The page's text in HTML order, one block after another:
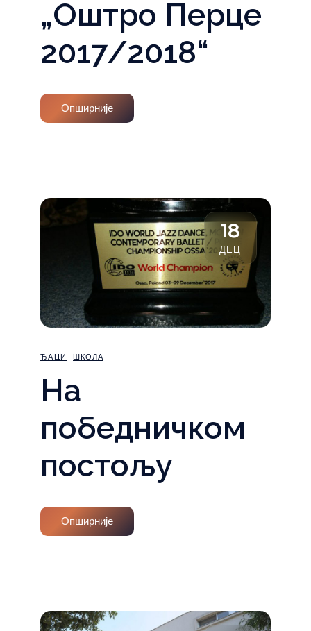
„Оштро Перце
2017/2018“
Опширније
18
ДЕЦ
ЂАЦИ ШКОЛА
На
победничком
постољу
Опширније